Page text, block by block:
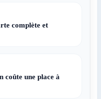
complète et
coûte une place à